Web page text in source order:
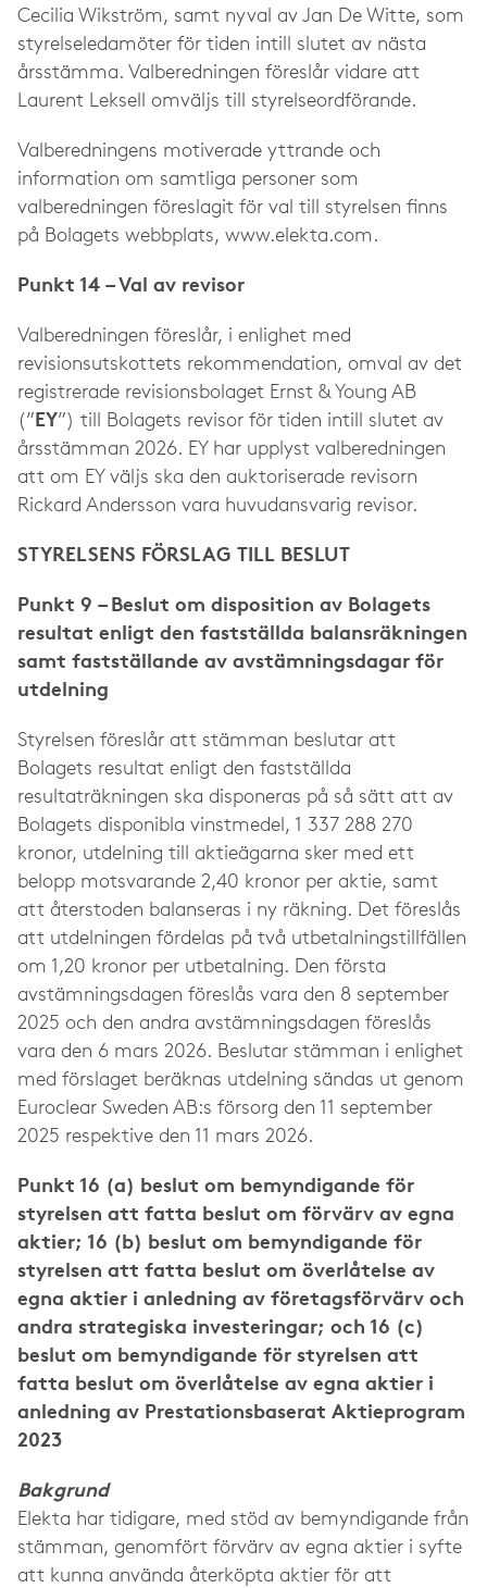
Cecilia Wikström, samt nyval av Jan De Witte, som
styrelseledamöter för tiden intill slutet av nästa
årsstämma. Valberedningen föreslår vidare att
Laurent Leksell omväljs till styrelseordförande.
Valberedningens motiverade yttrande och
information om samtliga personer som
valberedningen föreslagit för val till styrelsen finns
på Bolagets webbplats, www.elekta.com.
Punkt 14 – Val av revisor
Valberedningen föreslår, i enlighet med
revisionsutskottets rekommendation, omval av det
registrerade revisionsbolaget Ernst & Young AB
(”EY”) till Bolagets revisor för tiden intill slutet av
årsstämman 2026. EY har upplyst valberedningen
att om EY väljs ska den auktoriserade revisorn
Rickard Andersson vara huvudansvarig revisor.
STYRELSENS FÖRSLAG TILL BESLUT
Punkt 9 – Beslut om disposition av Bolagets
resultat enligt den fastställda balansräkningen
samt fastställande av avstämningsdagar för
utdelning
Styrelsen föreslår att stämman beslutar att
Bolagets resultat enligt den fastställda
resultaträkningen ska disponeras på så sätt att av
Bolagets disponibla vinstmedel, 1 337 288 270
kronor, utdelning till aktieägarna sker med ett
belopp motsvarande 2,40 kronor per aktie, samt
att återstoden balanseras i ny räkning. Det föreslås
att utdelningen fördelas på två utbetalningstillfällen
om 1,20 kronor per utbetalning. Den första
avstämningsdagen föreslås vara den 8 september
2025 och den andra avstämningsdagen föreslås
vara den 6 mars 2026. Beslutar stämman i enlighet
med förslaget beräknas utdelning sändas ut genom
Euroclear Sweden AB:s försorg den 11 september
2025 respektive den 11 mars 2026.
Punkt 16 (a) beslut om bemyndigande för
styrelsen att fatta beslut om förvärv av egna
aktier; 16 (b) beslut om bemyndigande för
styrelsen att fatta beslut om överlåtelse av
egna aktier i anledning av företagsförvärv och
andra strategiska investeringar; och 16 (c)
beslut om bemyndigande för styrelsen att
fatta beslut om överlåtelse av egna aktier i
anledning av Prestationsbaserat Aktieprogram
2023
Bakgrund
Elekta har tidigare, med stöd av bemyndigande från
stämman, genomfört förvärv av egna aktier i syfte
att kunna använda återköpta aktier för att